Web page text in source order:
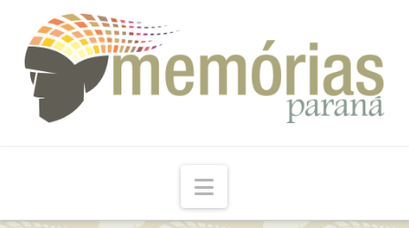
Navigation